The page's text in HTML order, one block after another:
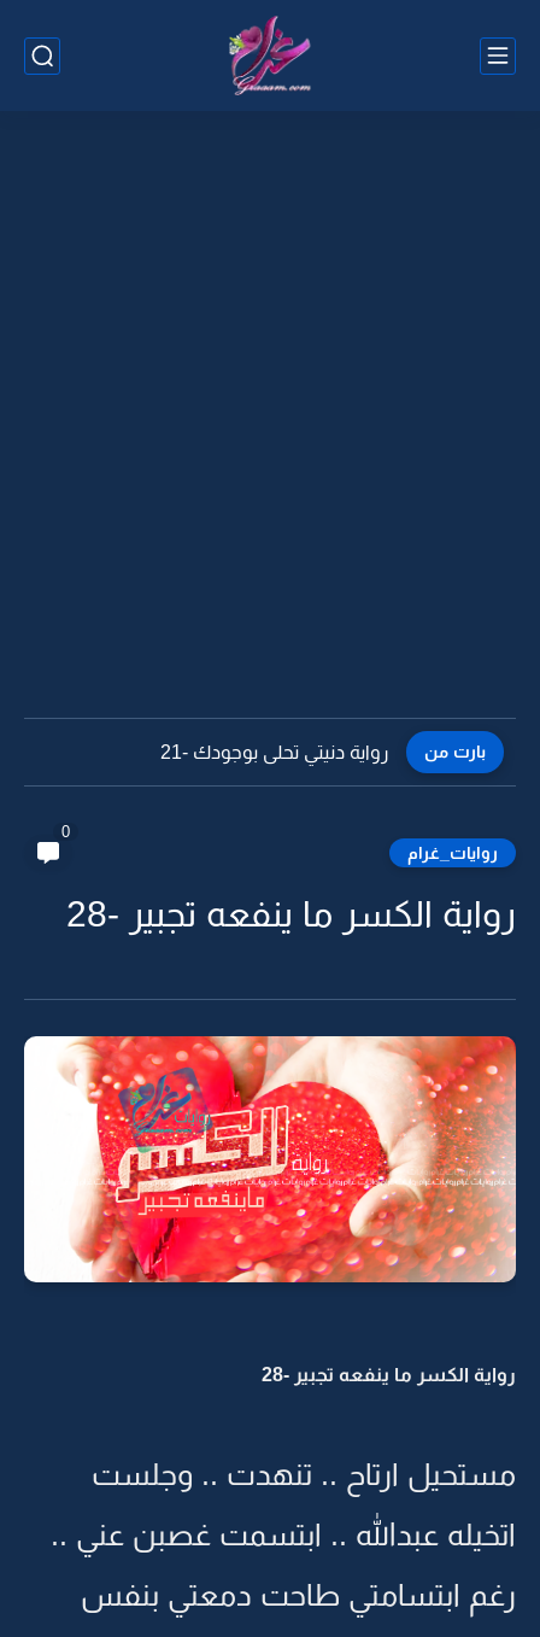
بارت من رواية دنيتي تحلى بوجودك -20
روايات_غرام
0
رواية الكسر ما ينفعه تجبير -28
رواية الكسر ما ينفعه تجبير -28
مستحيل ارتاح .. تنهدت .. وجلست
اتخيله عبدالله .. ابتسمت غصبن عني ..
رغم ابتسامتي طاحت دمعتي بنفس